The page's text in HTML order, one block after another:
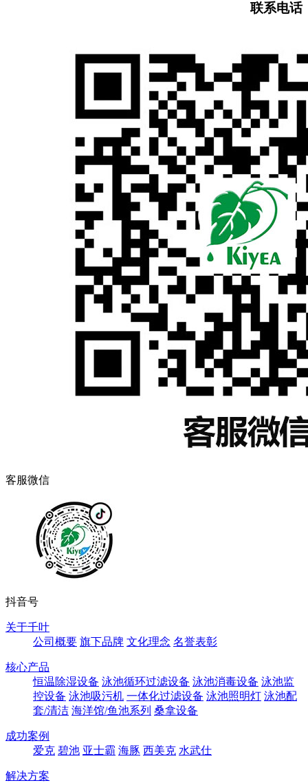
联系电话
客服微信
抖音号
关于千叶
公司概要 旗下品牌 文化理念 名誉表彰
核心产品
恒温除湿设备 泳池循环过滤设备 泳池消毒设备 泳池监
控设备 泳池吸污机 一体化过滤设备 泳池照明灯 泳池配
套/清洁 海洋馆/鱼池系列 桑拿设备
成功案例
爱克 碧池 亚士霸 海豚 西美克 水武仕
解决方案